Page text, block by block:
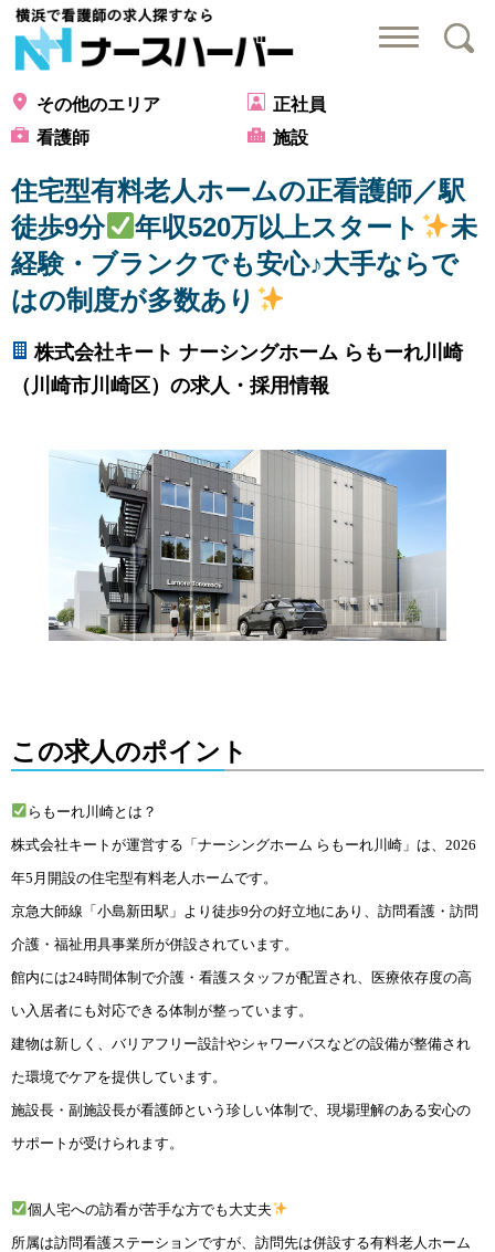
その他のエリア
正社員
看護師
施設
住宅型有料老人ホームの正看護師／駅
徒歩9分
年収520万以上スタート
未
経験・ブランクでも安心♪大手ならで
はの制度が多数あり
株式会社キート ナーシングホーム らもーれ川崎
（川崎市川崎区）の求人・採用情報
この求人のポイント
らもーれ川崎とは？
株式会社キートが運営する「ナーシングホーム らもーれ川崎」は、2026
年5月開設の住宅型有料老人ホームです。
京急大師線「小島新田駅」より徒歩9分の好立地にあり、訪問看護・訪問
介護・福祉用具事業所が併設されています。
館内には24時間体制で介護・看護スタッフが配置され、医療依存度の高
い入居者にも対応できる体制が整っています。
建物は新しく、バリアフリー設計やシャワーバスなどの設備が整備され
た環境でケアを提供しています。
施設長・副施設長が看護師という珍しい体制で、現場理解のある安心の
サポートが受けられます。
個人宅への訪看が苦手な方でも大丈夫
所属は訪問看護ステーションですが、訪問先は併設する有料老人ホーム